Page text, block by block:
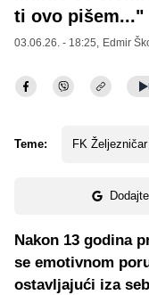
ti ovo pišem..."
03.06.26. - 18:25, Edmir
Teme: FK Željezničar
Nakon 13 godina
se emotivnom
ostavljajući iza